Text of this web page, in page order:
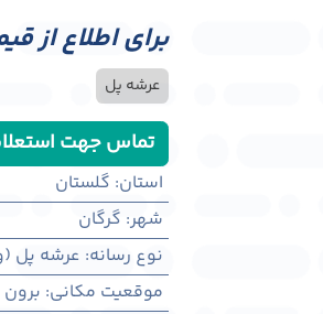
برای اطلاع از
عرشه پل
تماس جهت
استان: گلستان
شهر: گرگان
نوع رسانه: عرشه پل
موقعیت مکانی: